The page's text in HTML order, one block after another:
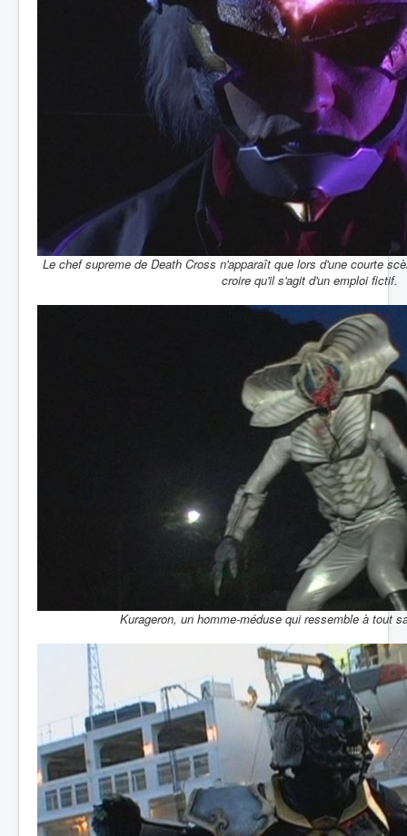
Le chef supreme de Death Cross n'apparaît que lors d'une courte
croire qu'il s'agit d'un emploi fictif.
Kurageron, un homme-méduse qui ressemble à tout